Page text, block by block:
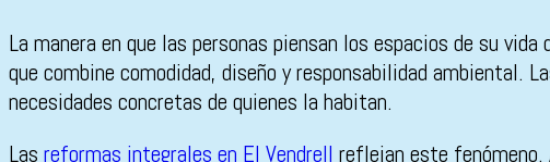
La manera en que las personas piensan los espacios de su
que combine comodidad, diseño y responsabilidad ambiental.
necesidades concretas de quienes la habitan.
Las reformas integrales en El Vendrell reflejan este fenómeno.